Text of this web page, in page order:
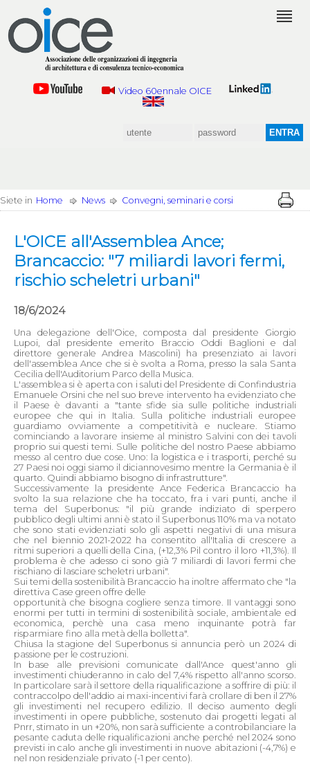
Video 60ennale OICE
Siete in Home News Convegni, seminari e corsi
L'OICE all'Assemblea Ance;
Brancaccio: "7 miliardi lavori fermi,
rischio scheletri urbani"
18/6/2024
Una delegazione dell'Oice, composta dal presidente Giorgio
Lupoi, dal presidente emerito Braccio Oddi Baglioni e dal
direttore generale Andrea Mascolini) ha presenziato ai lavori
dell'assemblea Ance che si è svolta a Roma, presso la sala Santa
Cecilia dell'Auditorium Parco della Musica.
L'assemblea si è aperta con i saluti del Presidente di Confindustria
Emanuele Orsini che nel suo breve intervento ha evidenziato che
il Paese è davanti a "tante sfide sia sulle politiche industriali
europee che qui in Italia. Sulla politiche industriali europee
guardiamo ovviamente a competitività e nucleare. Stiamo
cominciando a lavorare insieme al ministro Salvini con dei tavoli
proprio sui questi temi. Sulle politiche del nostro Paese abbiamo
messo al centro due cose. Uno: la logistica e i trasporti, perché su
27 Paesi noi oggi siamo il diciannovesimo mentre la Germania è il
quarto. Quindi abbiamo bisogno di infrastrutture".
Successivamente la presidente Ance Federica Brancaccio ha
svolto la sua relazione che ha toccato, fra i vari punti, anche il
tema del Superbonus: "il più grande indiziato di sperpero
pubblico degli ultimi anni è stato il Superbonus 110% ma va notato
che sono stati evidenziati solo gli aspetti negativi di una misura
che nel biennio 2021-2022 ha consentito all'Italia di crescere a
ritmi superiori a quelli della Cina, (+12,3% Pil contro il loro +11,3%). Il
problema è che adesso ci sono già 7 miliardi di lavori fermi che
rischiano di lasciare scheletri urbani".
Sui temi della sostenibilità Brancaccio ha inoltre affermato che "la
direttiva Case green offre delle
opportunità che bisogna cogliere senza timore. II vantaggi sono
enormi per tutti in termini di sostenibilità sociale, ambientale ed
economica, perchè una casa meno inquinante potrà far
risparmiare fino alla metà della bolletta".
Chiusa la stagione del Superbonus si annuncia però un 2024 di
passione per le costruzioni.
In base alle previsioni comunicate dall'Ance quest'anno gli
investimenti chiuderanno in calo del 7,4% rispetto all'anno scorso.
In particolare sarà il settore della riqualificazione a soffrire di più: il
contraccolpo dell'addio ai maxi-incentivi farà crollare di ben il 27%
gli investimenti nel recupero edilizio. Il deciso aumento degli
investimenti in opere pubbliche, sostenuto dai progetti legati al
Pnrr, stimato in un +20%, non sarà sufficiente a controbilanciare la
pesante caduta delle riqualificazioni anche perché nel 2024 sono
previsti in calo anche gli investimenti in nuove abitazioni (-4,7%) e
nel non residenziale privato (-1 per cento).